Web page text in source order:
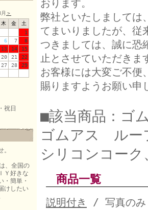
＞
木 金
土
1
6 7
8
13 14
15
20 21
22
27 28
29
祝日
、全国の
Ｙ好きな
・簡単・
けしたい
おります。
弊社といたしましては
てまいりましたが、従
つきましては、誠に恐
止とさせていただきま
お客様には大変ご不便
賜りますようお願い申
■該当商品：ゴ
ゴムアス ルー
シリコンコー
商品一覧
説明付き
/ 写真のみ